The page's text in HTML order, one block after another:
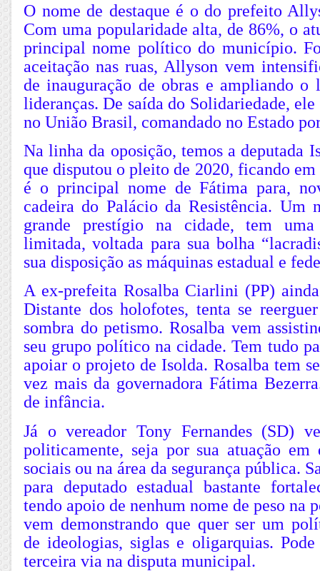
O nome de destaque é o do prefeito
Com uma popularidade alta, de 86%, o
principal nome político do município.
aceitação nas ruas, Allyson vem
de inauguração de obras e ampliando o
lideranças. De saída do Solidariedade, ele
no União Brasil, comandado no Estado
Na linha da oposição, temos a deputada
que disputou o pleito de 2020, ficando
é o principal nome de Fátima para,
cadeira do Palácio da Resistência. Um
grande prestígio na cidade, tem
limitada, voltada para sua bolha
sua disposição as máquinas estadual e
A ex-prefeita Rosalba Ciarlini (PP)
Distante dos holofotes, tenta se
sombra do petismo. Rosalba vem
seu grupo político na cidade. Tem tudo
apoiar o projeto de Isolda. Rosalba tem
vez mais da governadora Fátima
de infância.
Já o vereador Tony Fernandes (SD)
politicamente, seja por sua atuação em
sociais ou na área da segurança pública.
para deputado estadual bastante
tendo apoio de nenhum nome de peso na
vem demonstrando que quer ser um
de ideologias, siglas e oligarquias.
terceira via na disputa municipal.